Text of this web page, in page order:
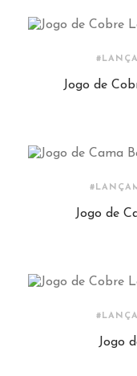
Jogo de
Jogo de
Jogo